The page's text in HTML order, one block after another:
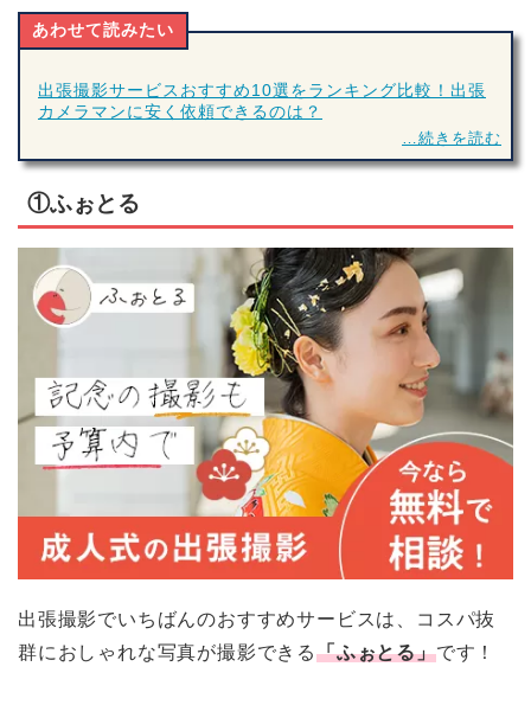
あわせて読みたい
出張撮影サービスおすすめ10選をランキング比較！出張
カメラマンに安く依頼できるのは？
…続きを読む
①ふぉとる
出張撮影でいちばんのおすすめサービスは、コスパ抜
群におしゃれな写真が撮影できる「ふぉとる」です！